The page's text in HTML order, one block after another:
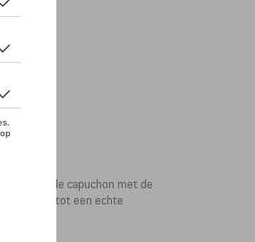
van de capuchon met de
de hoody tot een echte